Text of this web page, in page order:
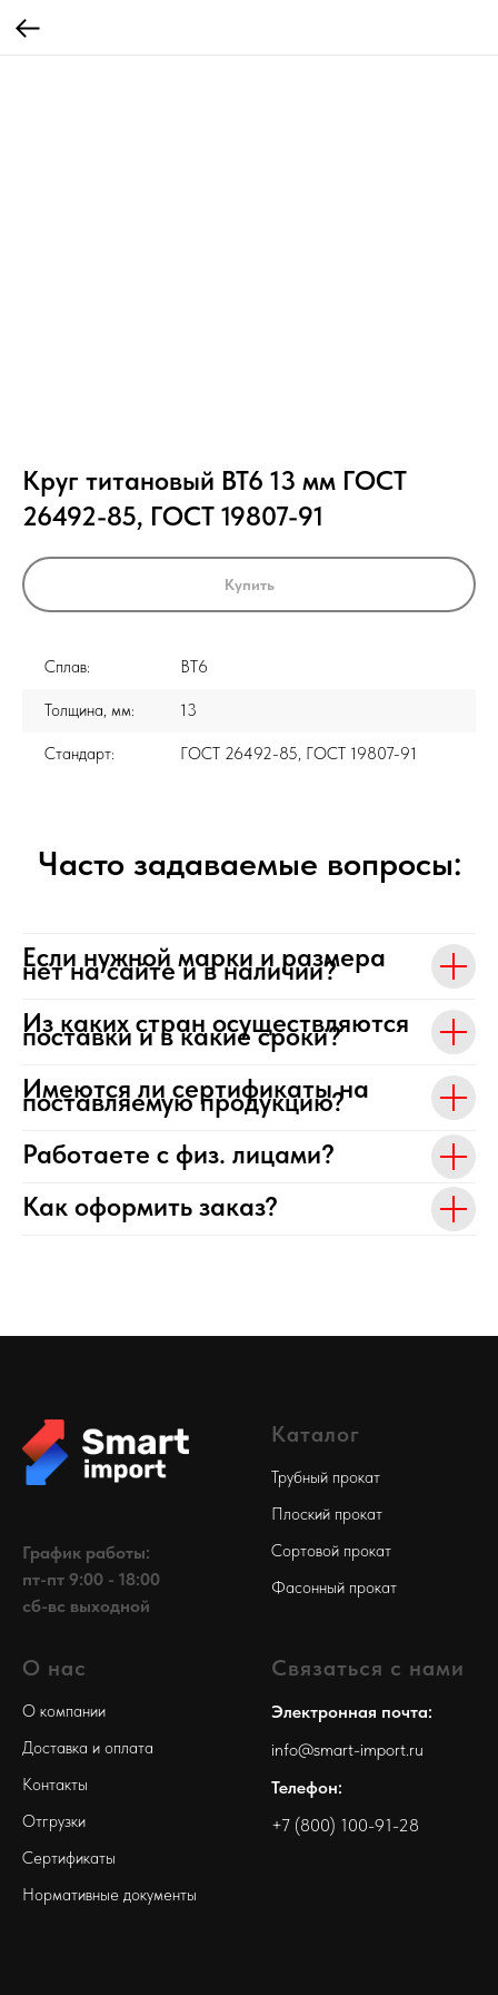
Круг титановый ВТ6 13 мм ГОСТ
26492-85, ГОСТ 19807-91
Купить
Сплав: ВТ6
Толщина, мм: 13
Стандарт: ГОСТ 26492-85, ГОСТ 19807-91
Часто задаваемые вопросы:
Если нужной марки и размера
нет на сайте и в наличии?
Из каких стран осуществляются
поставки и в какие сроки?
Имеются ли сертификаты на
поставляемую продукцию?
Работаете с физ. лицами?
Как оформить заказ?
График работы:
пт-пт 9:00 - 18:00
сб-вс выходной
Каталог
Трубный прокат
Плоский прокат
Сортовой прокат
Фасонный прокат
О нас
О компании
Доставка и оплата
Контакты
Отгрузки
Сертификаты
Нормативные документы
Связаться с нами
Электронная почта:
info@smart-import.ru
Телефон:
+7 (800) 100-91-28